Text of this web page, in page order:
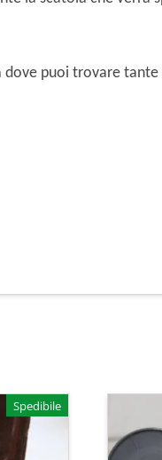
dove puoi trovare
Spedibile